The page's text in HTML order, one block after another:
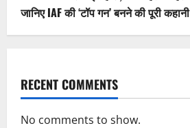
जानिए IAF की ‘टॉप गन’ बनने की पूरी कहानी
RECENT COMMENTS
No comments to show.